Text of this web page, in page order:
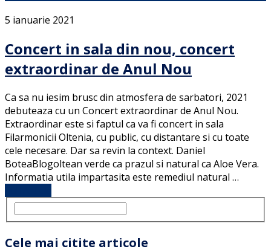
5 ianuarie 2021
Concert in sala din nou, concert
extraordinar de Anul Nou
Ca sa nu iesim brusc din atmosfera de sarbatori, 2021
debuteaza cu un Concert extraordinar de Anul Nou.
Extraordinar este si faptul ca va fi concert in sala
Filarmonicii Oltenia, cu public, cu distantare si cu toate
cele necesare. Dar sa revin la context. Daniel
BoteaBlogoltean verde ca prazul si natural ca Aloe Vera.
Informatia utila impartasita este remediul natural …
Cele mai citite articole